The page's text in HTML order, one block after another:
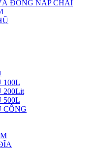
ĐÓNG NẮP CHAI
100L
200Lit
500L
CÔNG